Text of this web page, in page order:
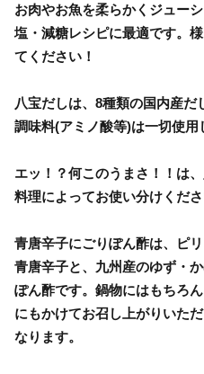
お肉やお魚を柔らかくジュー
塩・減糖レシピに最適です。
てください！
八宝だしは、8種類の国内産だ
調味料(アミノ酸等)は一切使用
エッ！？何このうまさ！！は
料理によってお使い分けくださ
青唐辛子にごりぽん酢は、ピ
青唐辛子と、九州産のゆず・
ぽん酢です。鍋物にはもちろ
にもかけてお召し上がりいた
なります。